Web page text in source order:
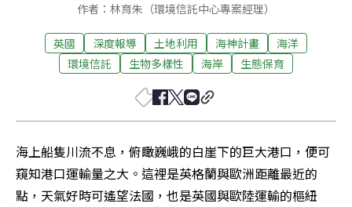
作者：林育朱（環境信託中心專案經理）
英國 深度報導 土地利用 海神計畫
海洋
環境信託
生物多樣性 海岸 生態保育
海上船隻川流不息，俯瞰巍峨的白崖下的巨大港口，便可
窺知港口運輸量之大。這裡是英格蘭與歐洲距離最近的
點，天氣好時可遙望法國，也是英國與歐陸運輸的樞紐